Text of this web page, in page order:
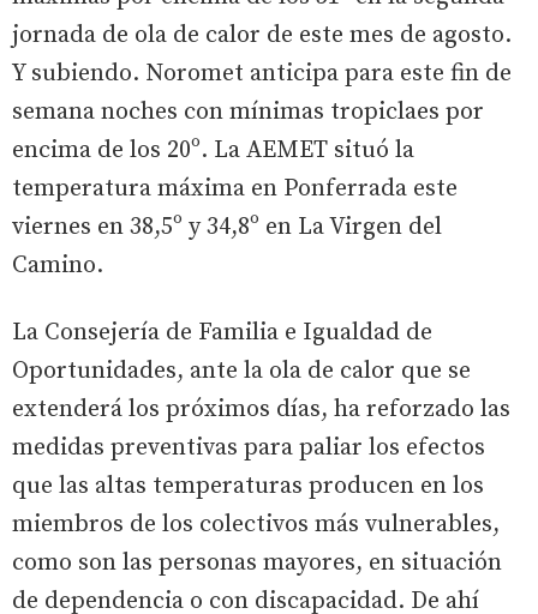
jornada de ola de calor de este mes de agosto.
Y subiendo. Noromet anticipa para este fin de
semana noches con mínimas tropiclaes por
encima de los 20º. La AEMET situó la
temperatura máxima en Ponferrada este
viernes en 38,5º y 34,8º en La Virgen del
Camino.
La Consejería de Familia e Igualdad de
Oportunidades, ante la ola de calor que se
extenderá los próximos días, ha reforzado las
medidas preventivas para paliar los efectos
que las altas temperaturas producen en los
miembros de los colectivos más vulnerables,
como son las personas mayores, en situación
de dependencia o con discapacidad. De ahí